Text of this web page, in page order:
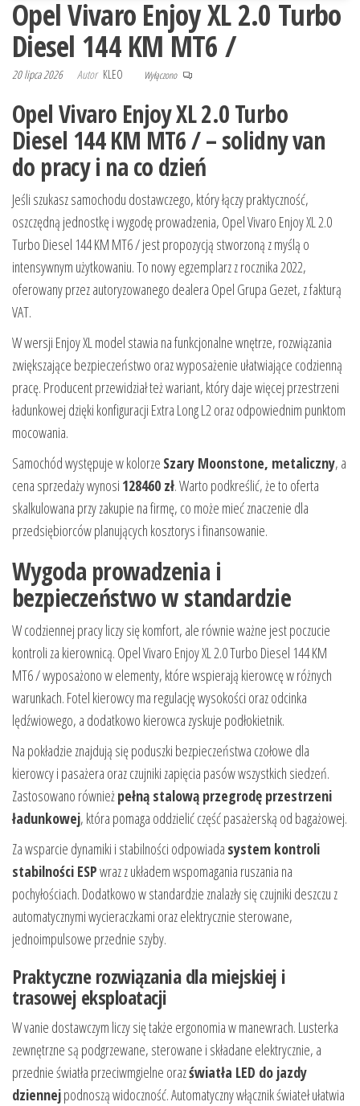
Opel Vivaro Enjoy XL 2.0 Turbo
Diesel 144 KM MT6 /
20 lipca 2026 Autor KLEO Wyłączono
Opel Vivaro Enjoy XL 2.0 Turbo
Diesel 144 KM MT6 / – solidny van
do pracy i na co dzień
Jeśli szukasz samochodu dostawczego, który łączy praktyczność,
oszczędną jednostkę i wygodę prowadzenia, Opel Vivaro Enjoy XL 2.0
Turbo Diesel 144 KM MT6 / jest propozycją stworzoną z myślą o
intensywnym użytkowaniu. To nowy egzemplarz z rocznika 2022,
oferowany przez autoryzowanego dealera Opel Grupa Gezet, z fakturą
VAT.
W wersji Enjoy XL model stawia na funkcjonalne wnętrze, rozwiązania
zwiększające bezpieczeństwo oraz wyposażenie ułatwiające codzienną
pracę. Producent przewidział też wariant, który daje więcej przestrzeni
ładunkowej dzięki konfiguracji Extra Long L2 oraz odpowiednim punktom
mocowania.
Samochód występuje w kolorze Szary Moonstone, metaliczny, a
cena sprzedaży wynosi 128460 zł. Warto podkreślić, że to oferta
skalkulowana przy zakupie na firmę, co może mieć znaczenie dla
przedsiębiorców planujących kosztorys i finansowanie.
Wygoda prowadzenia i
bezpieczeństwo w standardzie
W codziennej pracy liczy się komfort, ale równie ważne jest poczucie
kontroli za kierownicą. Opel Vivaro Enjoy XL 2.0 Turbo Diesel 144 KM
MT6 / wyposażono w elementy, które wspierają kierowcę w różnych
warunkach. Fotel kierowcy ma regulację wysokości oraz odcinka
lędźwiowego, a dodatkowo kierowca zyskuje podłokietnik.
Na pokładzie znajdują się poduszki bezpieczeństwa czołowe dla
kierowcy i pasażera oraz czujniki zapięcia pasów wszystkich siedzeń.
Zastosowano równieżpełną stalową przegrodę przestrzeni
ładunkowej, która pomaga oddzielić część pasażerską od bagażowej.
Za wsparcie dynamiki i stabilności odpowiada system kontroli
stabilności ESPwraz z układem wspomagania ruszania na
pochyłościach. Dodatkowo w standardzie znalazły się czujniki deszczu z
automatycznymi wycieraczkami oraz elektrycznie sterowane,
jednoimpulsowe przednie szyby.
Praktyczne rozwiązania dla miejskiej i
trasowej eksploatacji
W vanie dostawczym liczy się także ergonomia w manewrach. Lusterka
zewnętrzne są podgrzewane, sterowane i składane elektrycznie, a
przednie światła przeciwmgielne orazświatła LED do jazdy
dziennejpodnoszą widoczność. Automatyczny włącznik świateł ułatwia